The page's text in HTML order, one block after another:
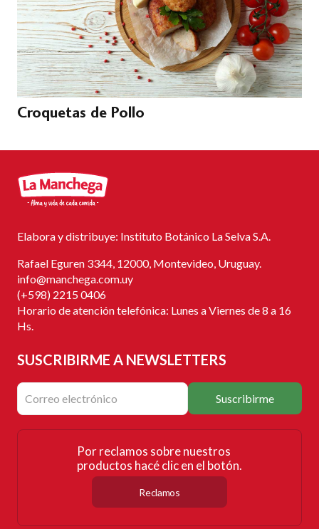
Croquetas de Pollo
Elabora y distribuye: Instituto Botánico La Selva S.A.
Rafael Eguren 3344, 12000, Montevideo, Uruguay.
info@manchega.com.uy
(+598) 2215 0406
Horario de atención telefónica: Lunes a Viernes de 8 a 16
Hs.
SUSCRIBIRME A NEWSLETTERS
Suscribirme
Por reclamos sobre nuestros
productos hacé clic en el botón.
Reclamos